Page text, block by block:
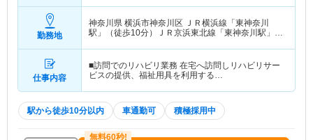
勤務地
神奈川県 横浜市神奈川区
ＪＲ横浜線「東神奈川
駅」（徒歩10分）ＪＲ京浜東北線「東神奈川駅」
仕事内容
■訪問でのリハビリ業務 在宅へ訪問しリハビリサー
ビスの提供、福祉用具を利用する…
駅から徒歩10分以内 車通勤可 積極採用中